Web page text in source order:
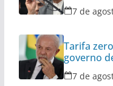
7 de
Tarifa
governo
7 de